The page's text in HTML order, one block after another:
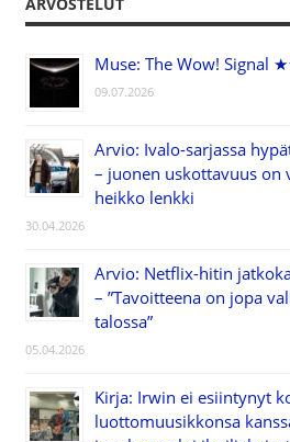
Muse: The Wow!
09.07.2026
Arvio: Ivalo-sarjassa
– juonen uskottavuus on
heikko lenkki
30.04.2026
Arvio: Netflix-hitin
– ”Tavoitteena on jopa
talossa”
05.04.2026
Kirja: Irwin ei esiintynyt
luottomuusikkonsa